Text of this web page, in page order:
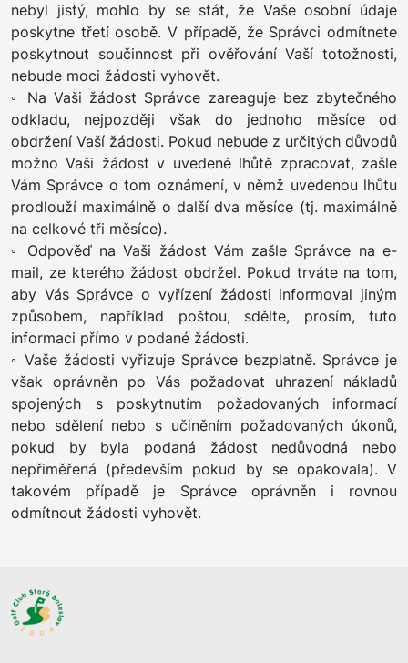
nebyl jistý, mohlo by se stát, že Vaše osobní údaje
poskytne třetí osobě. V případě, že Správci odmítnete
poskytnout součinnost při ověřování Vaší totožnosti,
nebude moci žádosti vyhovět.
◦ Na Vaši žádost Správce zareaguje bez zbytečného
odkladu, nejpozději však do jednoho měsíce od
obdržení Vaší žádosti. Pokud nebude z určitých důvodů
možno Vaši žádost v uvedené lhůtě zpracovat, zašle
Vám Správce o tom oznámení, v němž uvedenou lhůtu
prodlouží maximálně o další dva měsíce (tj. maximálně
na celkové tři měsíce).
◦ Odpověď na Vaši žádost Vám zašle Správce na e-
mail, ze kterého žádost obdržel. Pokud trváte na tom,
aby Vás Správce o vyřízení žádosti informoval jiným
způsobem, například poštou, sdělte, prosím, tuto
informaci přímo v podané žádosti.
◦ Vaše žádosti vyřizuje Správce bezplatně. Správce je
však oprávněn po Vás požadovat uhrazení nákladů
spojených s poskytnutím požadovaných informací
nebo sdělení nebo s učiněním požadovaných úkonů,
pokud by byla podaná žádost nedůvodná nebo
nepřiměřená (především pokud by se opakovala). V
takovém případě je Správce oprávněn i rovnou
odmítnout žádosti vyhovět.